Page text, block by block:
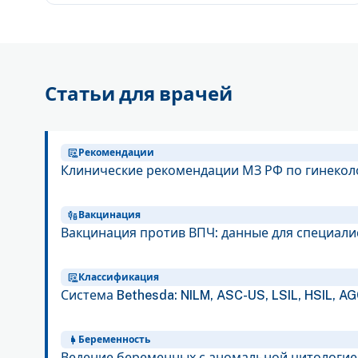
Статьи для врачей
clinical_notes Рекомендации
Клинические рекомендации МЗ РФ по
vaccines Вакцинация
Вакцинация против ВПЧ: данные для
clinical_notes Классификация
Система Bethesda: NILM, ASC-US, LSIL, HSIL,
pregnant_woman Беременность